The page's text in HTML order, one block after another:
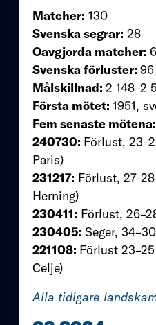
Matcher: 130
Svenska segrar: 28
Oavgjorda matcher: 6
Svenska förluster: 96
Målskillnad: 2 148–2
Första mötet: 1951,
Fem senaste mötena:
240730: Förlust,
Paris)
231217: Förlust,
Herning)
230411: Förlust,
230405: Seger,
221108: Förlust
Celje)
Alla tidigare